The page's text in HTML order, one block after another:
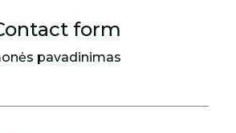
form
pavadinimas